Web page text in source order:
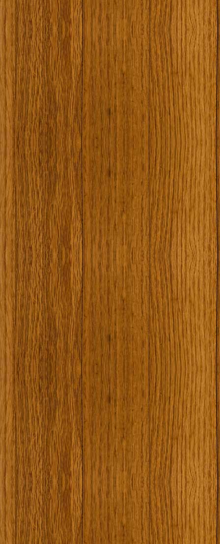
Наши туристически обекти Някой ден… Открит музей
Фото галерия